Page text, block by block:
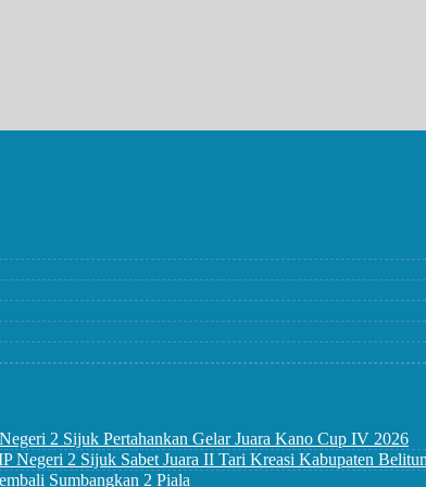
2 Sijuk Pertahankan Gelar Juara Kano Cup IV 2026
Negeri 2 Sijuk Sabet Juara II Tari Kreasi Kabupaten
Sumbangkan 2 Piala